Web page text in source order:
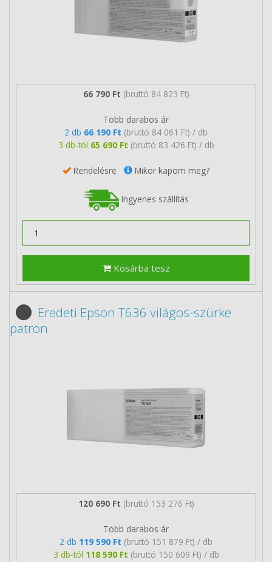
66 790 Ft (bruttó 84 823 Ft)
Több darabos ár
2 db 66 190 Ft (bruttó 84 061 Ft) / db
3 db-tól 65 690 Ft (bruttó 83 426 Ft) / db
Rendelésre Mikor kapom meg?
Ingyenes szállítás
Kosárba tesz
Eredeti Epson T636 világos-szürke
patron
120 690 Ft (bruttó 153 276 Ft)
Több darabos ár
2 db 119 590 Ft (bruttó 151 879 Ft) / db
3 db-tól 118 590 Ft (bruttó 150 609 Ft) / db